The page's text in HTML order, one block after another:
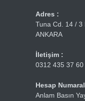
Adres :
Tuna Cd. 14 / 3
ANKARA
İletişim :
0312 435 37
Hesap
Anlam Basın